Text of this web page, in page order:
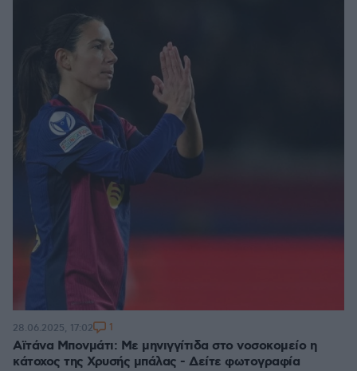
Αϊτάνα Μπονμάτι: Με μηνιγγίτιδα στο νοσοκομείο η
κάτοχος της Χρυσής μπάλας - Δείτε φωτογραφία
28.06.2025, 17:02 1